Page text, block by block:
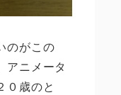
のがこの
アニメータ
０歳のと